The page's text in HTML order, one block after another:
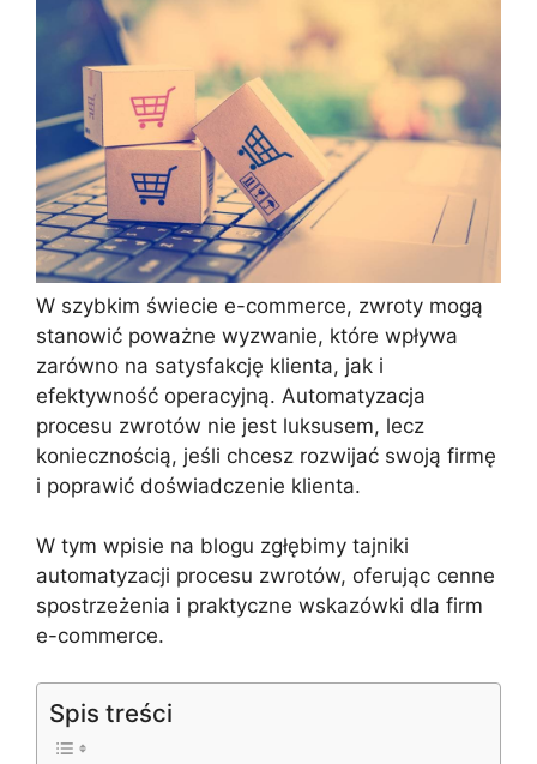
W szybkim świecie e-commerce, zwroty mogą
stanowić poważne wyzwanie, które wpływa
zarówno na satysfakcję klienta, jak i
efektywność operacyjną. Automatyzacja
procesu zwrotów nie jest luksusem, lecz
koniecznością, jeśli chcesz rozwijać swoją firmę
i poprawić doświadczenie klienta.
W tym wpisie na blogu zgłębimy tajniki
automatyzacji procesu zwrotów, oferując cenne
spostrzeżenia i praktyczne wskazówki dla firm
e-commerce.
Spis treści